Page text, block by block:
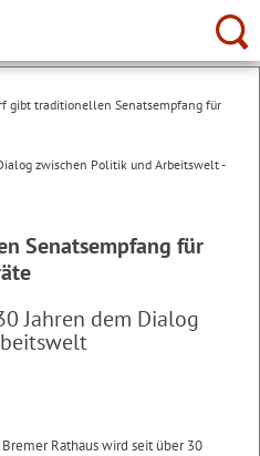
gibt traditionellen Senatsempfang für
zwischen Politik und Arbeitswelt -
Senatsempfang für
Jahren dem Dialog
Rathaus wird seit über 30